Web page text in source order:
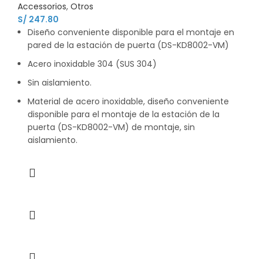
Accessorios, Otros
S/ 247.80
Diseño conveniente disponible para el montaje en
pared de la estación de puerta (DS-KD8002-VM)
Acero inoxidable 304 (SUS 304)
Sin aislamiento.
Material de acero inoxidable, diseño conveniente
disponible para el montaje de la estación de la
puerta (DS-KD8002-VM) de montaje, sin
aislamiento.